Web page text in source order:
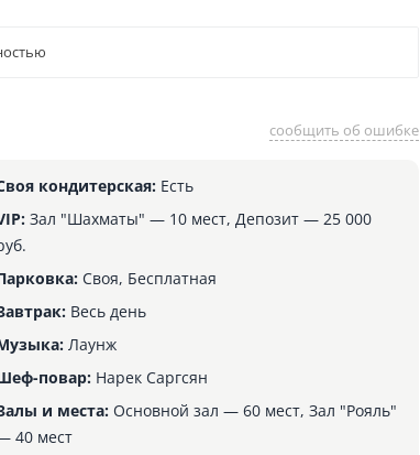
сообщить об ошибке
кондитерская: Есть
Зал "Шахматы" — 10 мест, Депозит — 25 000
Своя, Бесплатная
Весь день
Лаунж
повар: Нарек Саргсян
и места: Основной зал — 60 мест, Зал "Рояль"
40 мест